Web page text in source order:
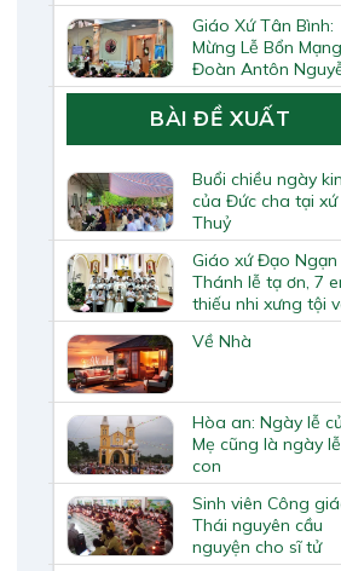
Giáo Xứ Tân Bình:
Mừng Lễ Bổn
Đoàn Antôn
Tiến Đích Và Bế
Năm Học Giáo Lý
BÀI ĐỀ XUẤT
Buổi chiều ngày
của Đức cha tại xứ
Thuỷ
Giáo xứ Đạo Ngạn
Thánh lễ tạ ơn, 7
thiếu nhi xưng tội
rước lễ lần đầu
Về Nhà
Hòa an: Ngày lễ
Mẹ cũng là ngày
con
Sinh viên Công
Thái nguyên cầu
nguyện cho sĩ tử